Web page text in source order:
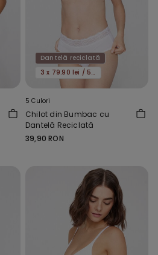
Dantelă reciclată
3 x 79.90 lei / 5 x 119.90 lei
5 Culori
Chilot din Bumbac cu
Dantelă Reciclată
39,90 RON